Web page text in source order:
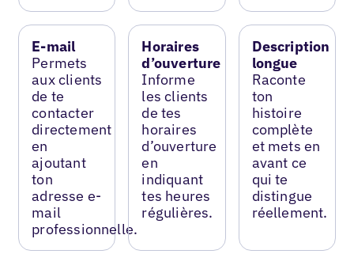
E-mail
Permets
aux clients
de te
contacter
directement
en
ajoutant
ton
adresse e-
mail
professionnelle.
Horaires
d’ouverture
Informe
les clients
de tes
horaires
d’ouverture
en
indiquant
tes heures
régulières.
Description
longue
Raconte
ton
histoire
complète
et mets en
avant ce
qui te
distingue
réellement.